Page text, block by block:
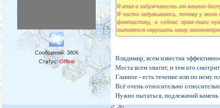
Сообщений: 3806
Статус:Offline
Я впал в задумчивость от вашего
Я часто задумываюсь, почему у меня
фантастику, а сейчас прям-таки
пытаются нарушить нашу
Владимир, всем известна
Места всем хватит, и тем кто
Главное - есть течение или по нему
Всё очень относительно
Нужно пытаться, подлежачий камень